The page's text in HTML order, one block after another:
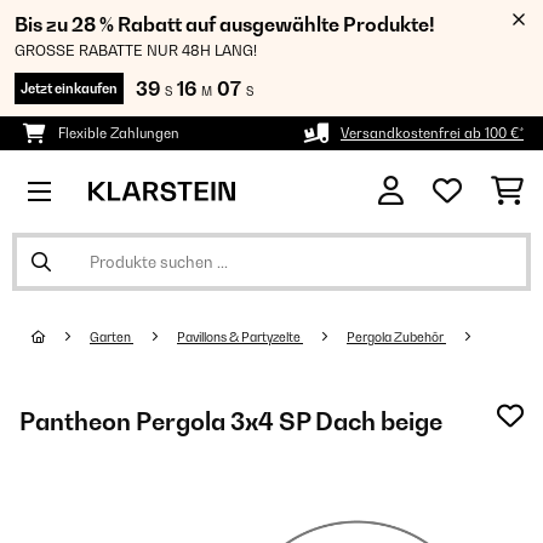
Bis zu 28 % Rabatt auf ausgewählte Produkte!
GROSSE RABATTE NUR 48H LANG!
Jetzt einkaufen 39 S 16 M 07 S
Flexible Zahlungen Versandkostenfrei ab 100 €*
Garten Pavillons & Partyzelte Pergola Zubehör
Pantheon Pergola 3x4 SP Dach beige